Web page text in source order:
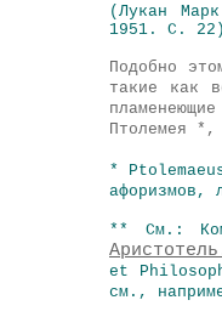
(Лукан
1951. С.
Подобно
такие как
Птолемея *,
*
афоризмов,
** См.:
et
см.,